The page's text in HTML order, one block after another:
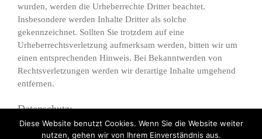
wurden, werden die Urheberrechte Dritter beachtet.
Insbesondere werden Inhalte Dritter als solche
gekennzeichnet. Sollten Sie trotzdem auf eine
Urheberrechtsverletzung aufmerksam werden, bitten wir um
einen entsprechenden Hinweis. Bei Bekanntwerden von
Rechtsverletzungen werden wir derartige Inhalte umgehend
entfernen.
Datenschutz:
Die gesamte Datenschutzerklärunglesen Sie hier.
Diese Website benutzt Cookies. Wenn Sie die Website weiter
nutzen, gehen wir von Ihrem Einverständnis aus.